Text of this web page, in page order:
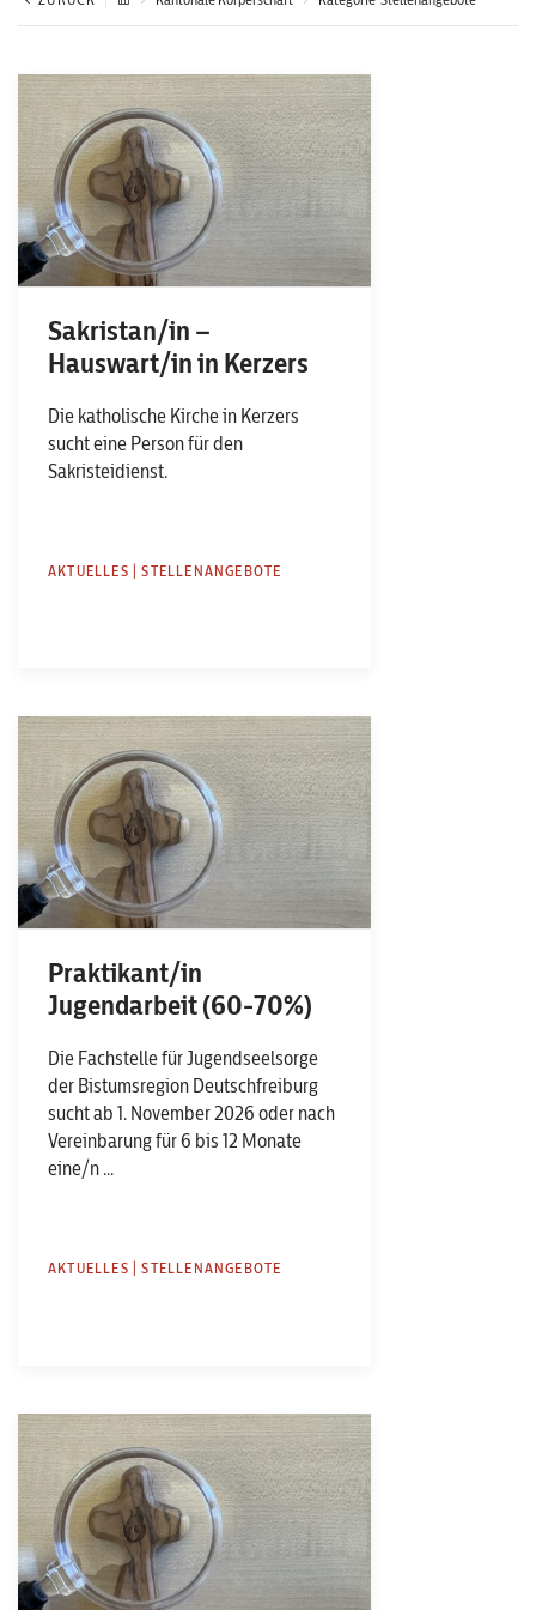
Sakristan/in –
Hauswart/in in Kerzers
Die katholische Kirche in Kerzers
sucht eine Person für den
Sakristeidienst.
AKTUELLES | STELLENANGEBOTE
Praktikant/in
Jugendarbeit (60-70%)
Die Fachstelle für Jugendseelsorge
der Bistumsregion Deutschfreiburg
sucht ab 1. November 2026 oder nach
Vereinbarung für 6 bis 12 Monate
eine/n ...
AKTUELLES | STELLENANGEBOTE